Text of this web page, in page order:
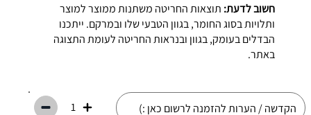
חשוב לדעת: תוצאות החריטה משתנות ממוצר למוצר
ותלויות בסוג החומר, בגוון הטבעי שלו ובמרקם. ייתכנו
הבדלים בעומק, בגוון ובנראות החריטה לעומת התצוגה
באתר.
1